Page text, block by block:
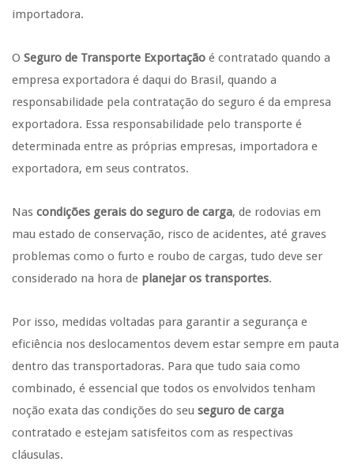
importadora.
O Seguro de Transporte Exportação é contratado quando a
empresa exportadora é daqui do Brasil, quando a
responsabilidade pela contratação do seguro é da empresa
exportadora. Essa responsabilidade pelo transporte é
determinada entre as próprias empresas, importadora e
exportadora, em seus contratos.
Nas condições gerais do seguro de carga, de rodovias em
mau estado de conservação, risco de acidentes, até graves
problemas como o furto e roubo de cargas, tudo deve ser
considerado na hora de planejar os transportes.
Por isso, medidas voltadas para garantir a segurança e
eficiência nos deslocamentos devem estar sempre em pauta
dentro das transportadoras. Para que tudo saia como
combinado, é essencial que todos os envolvidos tenham
noção exata das condições do seu seguro de carga
contratado e estejam satisfeitos com as respectivas
cláusulas.